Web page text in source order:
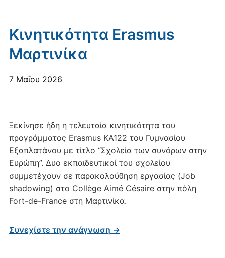
Κινητικότητα Erasmus
Μαρτινίκα
7 Μαΐου 2026
Ξεκίνησε ήδη η τελευταία κινητικότητα του
προγράμματος Erasmus ΚΑ122 του Γυμνασίου
Εξαπλατάνου με τίτλο “Σχολεία των συνόρων στην
Ευρώπη”. Δυο εκπαιδευτικοί του σχολείου
συμμετέχουν σε παρακολούθηση εργασίας (Job
shadowing) στο Collège Aimé Césaire στην πόλη
Fort-de-France στη Μαρτινίκα.
Συνεχίστε την ανάγνωση →